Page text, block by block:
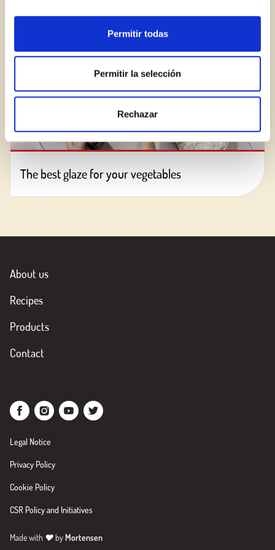
Permitir todas
Permitir la selección
Rechazar
The best glaze for your vegetables
About us
Recipes
Products
Contact
Legal Notice
Privacy Policy
Cookie Policy
CSR Policy and Initiatives
Made with ♥by Mortensen